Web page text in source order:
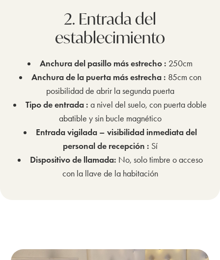
2. Entrada del
establecimiento
Anchura del pasillo más estrecho : 250cm
Anchura de la puerta más estrecha : 85cm con
posibilidad de abrir la segunda puerta
Tipo de entrada : a nivel del suelo, con puerta doble
abatible y sin bucle magnético
Entrada vigilada – visibilidad inmediata del
personal de recepción : Sí
Dispositivo de llamada: No, solo timbre o acceso
con la llave de la habitación